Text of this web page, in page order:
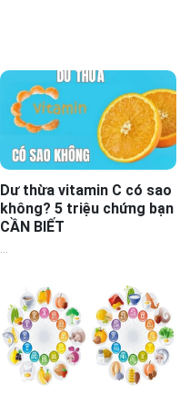
Dư thừa vitamin C có sao
không? 5 triệu chứng bạn
CẦN BIẾT
...